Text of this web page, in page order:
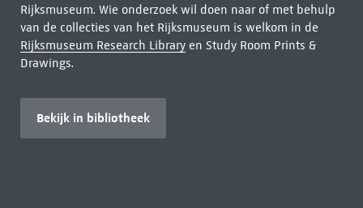
Rijksmuseum. Wie onderzoek wil doen naar of met behulp
van de collecties van het Rijksmuseum is welkom in de
Rijksmuseum Research Libraryen Study Room Prints &
Drawings.
Bekijk in bibliotheek